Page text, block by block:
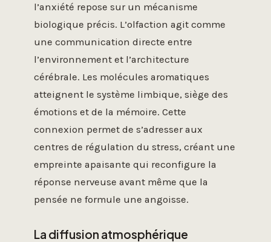
l’anxiété repose sur un mécanisme
biologique précis. L’olfaction agit comme
une communication directe entre
l’environnement et l’architecture
cérébrale. Les molécules aromatiques
atteignent le système limbique, siège des
émotions et de la mémoire. Cette
connexion permet de s’adresser aux
centres de régulation du stress, créant une
empreinte apaisante qui reconfigure la
réponse nerveuse avant même que la
pensée ne formule une angoisse.
La diffusion atmosphérique